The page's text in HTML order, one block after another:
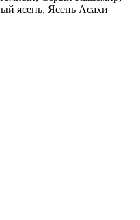
ясень, Ясень Асахи